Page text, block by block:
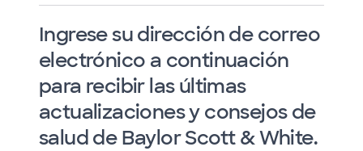
Ingrese su dirección de correo
electrónico a continuación
para recibir las últimas
actualizaciones y consejos de
salud de Baylor Scott & White.